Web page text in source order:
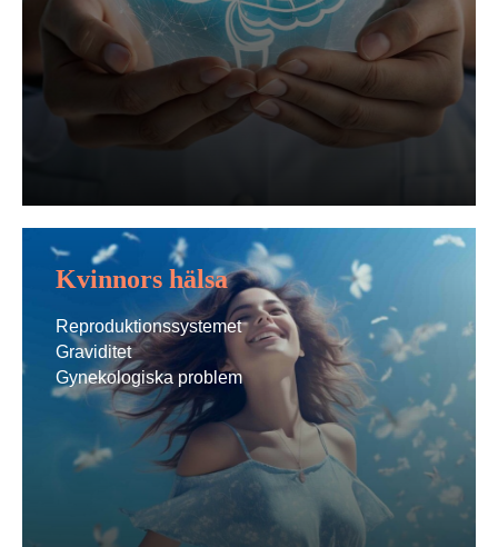
Kvinnors hälsa
Reproduktionssystemet
Graviditet
Gynekologiska problem